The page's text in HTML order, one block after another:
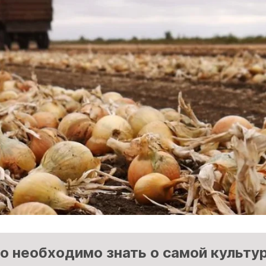
необходимо знать о самой